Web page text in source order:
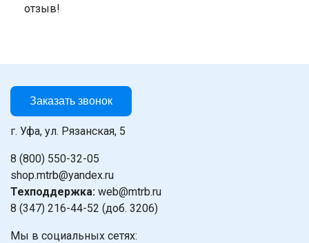
отзыв!
Заказать звонок
г. Уфа, ул. Рязанская, 5
8 (800) 550-32-05
shop.mtrb@yandex.ru
Техподдержка: web@mtrb.ru
8 (347) 216-44-52 (доб. 3206)
Мы в социальных сетях: